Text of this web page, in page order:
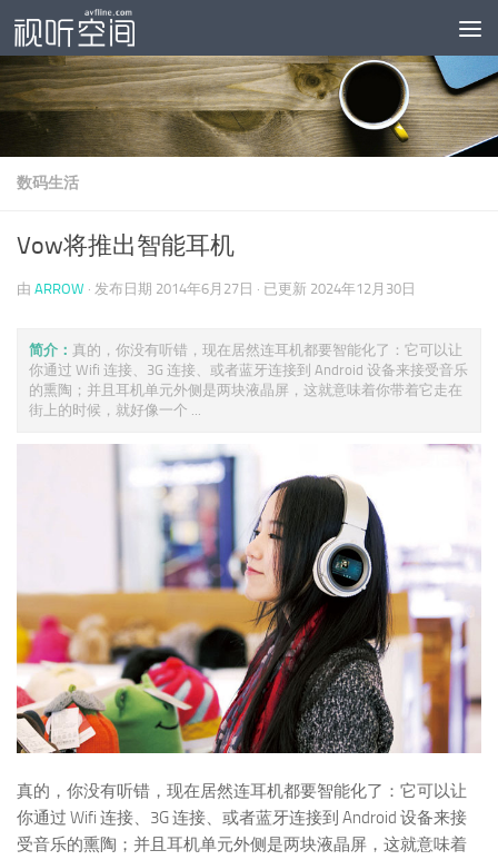
跳至内容
数码生活
Vow将推出智能耳机
由 ARROW · 发布日期 2014年6月27日 · 已更新 2024年12月30日
简介： 真的，你没有听错，现在居然连耳机都要智能化了：它可以让
你通过 Wifi 连接、3G 连接、或者蓝牙连接到 Android 设备来接受音乐
的熏陶；并且耳机单元外侧是两块液晶屏，这就意味着你带着它走在
街上的时候，就好像一个 ...
真的，你没有听错，现在居然连耳机都要智能化了：它可以让
你通过 Wifi 连接、3G 连接、或者蓝牙连接到 Android 设备来接
受音乐的熏陶；并且耳机单元外侧是两块液晶屏，这就意味着